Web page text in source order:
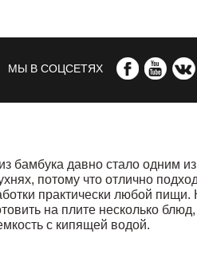
МЫ В СОЦСЕТЯХ
бамбука давно стало одним
потому что отлично
практически любой пищи.
на плите несколько
с кипящей водой.